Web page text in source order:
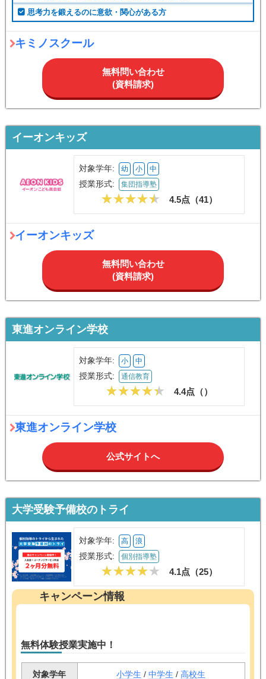
思考力を鍛えるのに意欲・関心がある方
キミノスクール
無料問い合わせ
(資料請求)
イーオンキッズ
対象学年: 幼 小 中
授業形式: 集団指導塾
4.5点（41）
イーオンキッズ
無料問い合わせ
(資料請求)
東進オンライン学校
対象学年: 小 中
授業形式: 通信教育
4.4点（）
東進オンライン学校
公式サイトへ
大学受験予備校のトライ
対象学年: 高 浪
授業形式: 個別指導塾
4.1点（25）
キャンペーン情報
無料体験授業実施中！
対象学年 小学生 / 中学生 / 高校生